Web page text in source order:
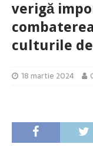
verigă
culturile
18 martie 2024